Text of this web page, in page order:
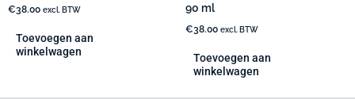
€38.00 excl. BTW
Toevoegen aan
winkelwagen
90 ml
€38.00 excl. BTW
Toevoegen aan
winkelwagen